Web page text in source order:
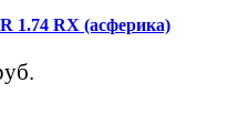
1.74 RX (асферика)